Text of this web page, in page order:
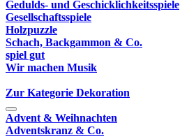
Gedulds- und Geschicklichkeitsspiele
Gesellschaftsspiele
Holzpuzzle
Schach, Backgammon & Co.
spiel gut
Wir machen Musik
Zur Kategorie Dekoration
Advent & Weihnachten
Adventskranz & Co.